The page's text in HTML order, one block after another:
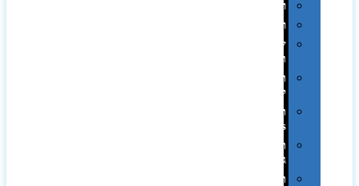
רטרו
רכב
שעונים
ומסגרות
תיקים
לכנסים
תיקי
Swiss
תיקי
תיקי